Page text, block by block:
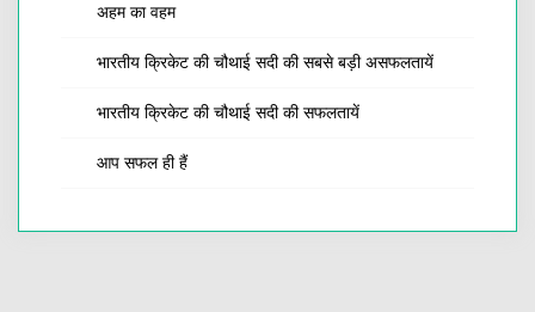
अहम का वहम
भारतीय क्रिकेट की चौथाई सदी की सबसे बड़ी असफलतायें
भारतीय क्रिकेट की चौथाई सदी की सफलतायें
आप सफल ही हैं